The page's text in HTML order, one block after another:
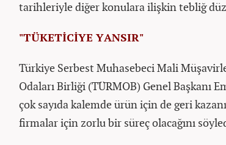
tarihleriyle diğer konulara ilişkin tebliğ
"TÜKETİCİYE YANSIR"
Türkiye Serbest Muhasebeci Mali
Odaları Birliği (TÜRMOB) Genel Başkanı
çok sayıda kalemde ürün için de geri
firmalar için zorlu bir süreç olacağını